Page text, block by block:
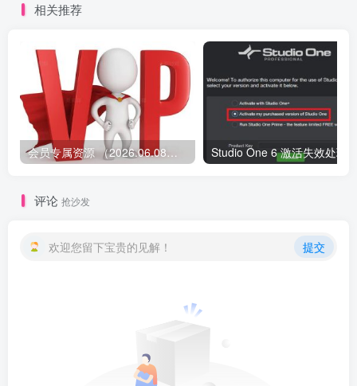
相关推荐
会员专属资源 （2026.06.08更新）
评论 抢沙发
欢迎您留下宝贵的见解！ 提交